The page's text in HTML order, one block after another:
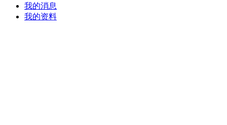
我的消息
我的资料